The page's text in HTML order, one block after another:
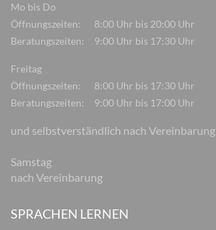
Mo bis Do
Öffnungszeiten:
8:00 Uhr bis 20:00 Uhr
Beratungszeiten:
9:00 Uhr bis 17:30 Uhr
Freitag
Öffnungszeiten:
8:00 Uhr bis 17:30 Uhr
Beratungszeiten:
9:00 Uhr bis 17:00 Uhr
und selbstverständlich nach Vereinbarung
Samstag
nach Vereinbarung
SPRACHEN LERNEN